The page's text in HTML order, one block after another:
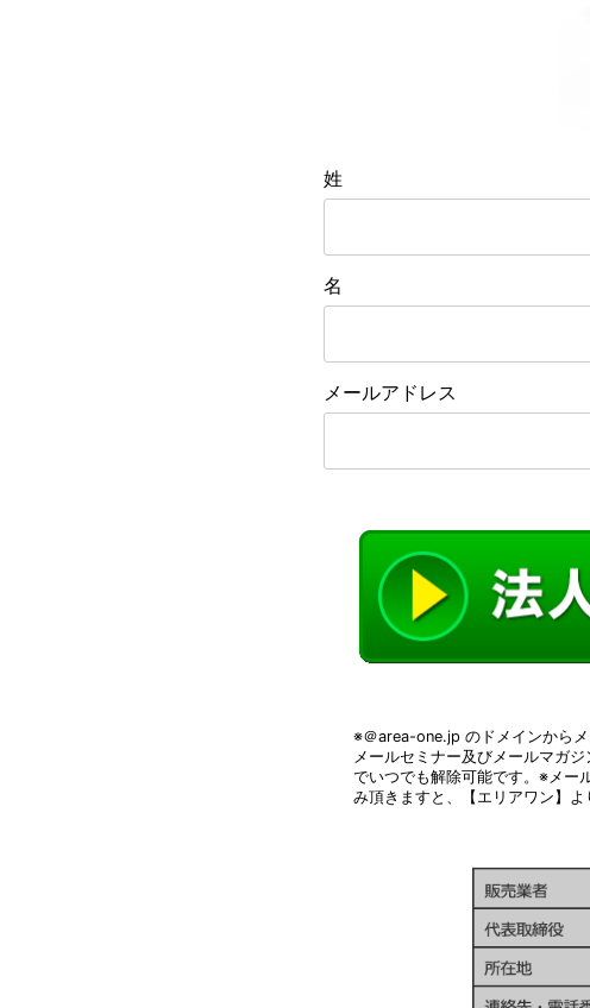
姓
名
メールアドレス
※＠area-one.jp のドメインから
メールセミナー及びメールマガ
でいつでも解除可能です。※メー
み頂きますと、【エリアワン】よ